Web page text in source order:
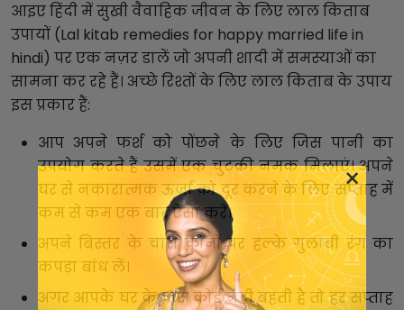
आइए हिंदी में सुखी वैवाहिक जीवन के लिए लाल किताब
उपायों (Lal kitab remedies for happy married life in
hindi) पर एक नज़र डालें जो अपनी शादी में समस्याओं का
सामना कर रहे हैं। अच्छे रिश्तों के लिए लाल किताब के उपाय
इस प्रकार हैं:
आप अपने फर्श को पोंछने के लिए जिस पानी का
उपयोग करते हैं उसमें एक चुटकी नमक मिलाएं। अपने
घर से नकारात्मक ऊर्जा को दूर करने के लिए सप्ताह में
कम से कम एक बार ऐसा करें।
अपने बिस्तर के चारों कोनों पर हल्के गुलाबी रंग का
कपड़ा बांध लें।
अगर आपके घर के पास कोई नदी बहती है तो हर सप्ताह
×